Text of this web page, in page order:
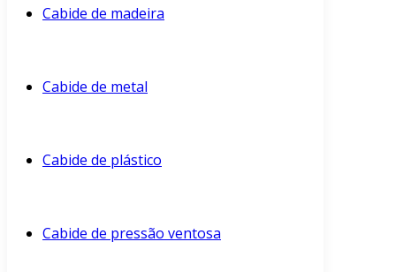
Cabide de madeira
Cabide de metal
Cabide de plástico
Cabide de pressão ventosa